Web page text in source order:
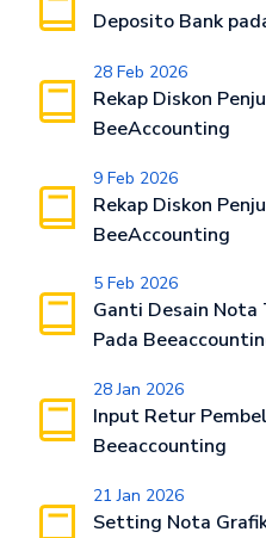
Deposito Bank
28 Feb 2026
Rekap Diskon
BeeAccounting
9 Feb 2026
Rekap Diskon
BeeAccounting
5 Feb 2026
Ganti Desain Nota
Pada
28 Jan 2026
Input Retur
Beeaccounting
21 Jan 2026
Setting Nota